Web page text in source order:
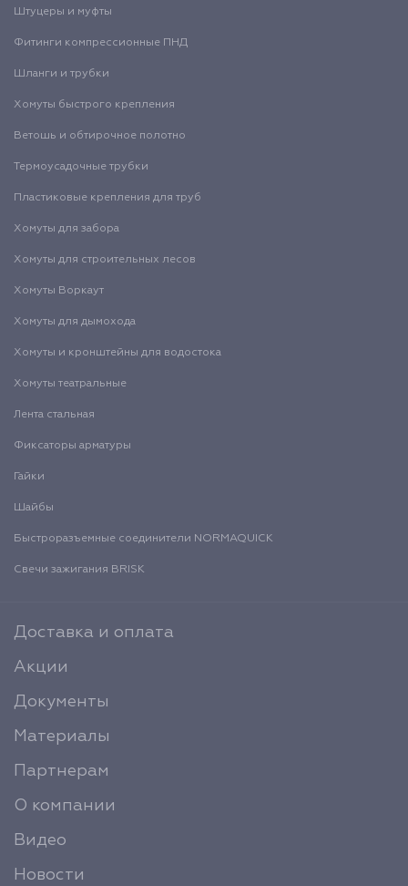
Штуцеры и муфты
Фитинги компрессионные ПНД
Шланги и трубки
Хомуты быстрого крепления
Ветошь и обтирочное полотно
Термоусадочные трубки
Пластиковые крепления для труб
Хомуты для забора
Хомуты для строительных лесов
Хомуты Воркаут
Хомуты для дымохода
Хомуты и кронштейны для водостока
Хомуты театральные
Лента стальная
Фиксаторы арматуры
Гайки
Шайбы
Быстроразъемные соединители NORMAQUICK
Свечи зажигания BRISK
Доставка и оплата
Акции
Документы
Материалы
Партнерам
О компании
Видео
Новости